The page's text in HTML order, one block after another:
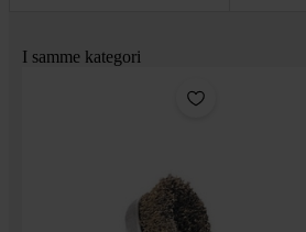
I samme kategori